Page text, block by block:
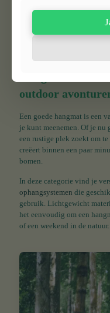
outdoor
Een goede hangmat is een
je kunt meenemen. Of je nu
een rustige plek zoekt om
creëert binnen een paar
bomen.
In deze categorie vind je
ophangsystemen die
gebruik. Lichtgewicht
het eenvoudig om een
of een weekend in de natuur.